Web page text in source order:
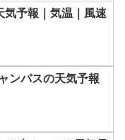
予報｜気温｜風速
ンパスの天気予報